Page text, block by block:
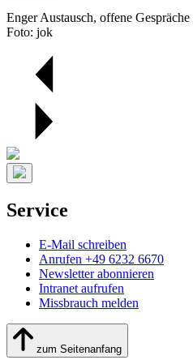
Enger Austausch, offene
Foto: jok
Service
E-Mail schreiben
Anrufen +49 6232 6670
Newsletter abonnieren
Intranet aufrufen
Missbrauch melden
zum Seitenanfang